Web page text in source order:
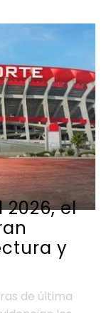
el
y
de última